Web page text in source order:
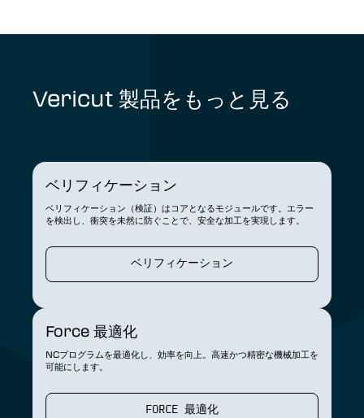
Vericut 製品をもっと見る
ベリフィケーション
ベリフィケーション（検証）はコアとなるモジュールです。エラー
を検出し、衝突を未然に防ぐことで、安全な加工を実現します。
ベリフィケーション
Force 最適化
NCプログラムを最適化し、効率を向上。高速かつ精密な機械加工を
可能にします。
FORCE 最適化